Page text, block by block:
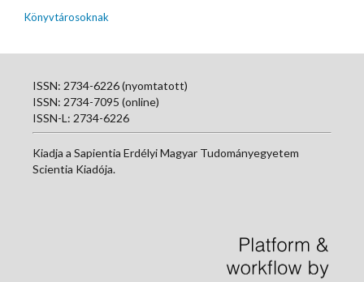
Könyvtárosoknak
ISSN: 2734-6226 (nyomtatott)
ISSN: 2734-7095 (online)
ISSN-L: 2734-6226
Kiadja a Sapientia Erdélyi Magyar Tudományegyetem
Scientia Kiadója.